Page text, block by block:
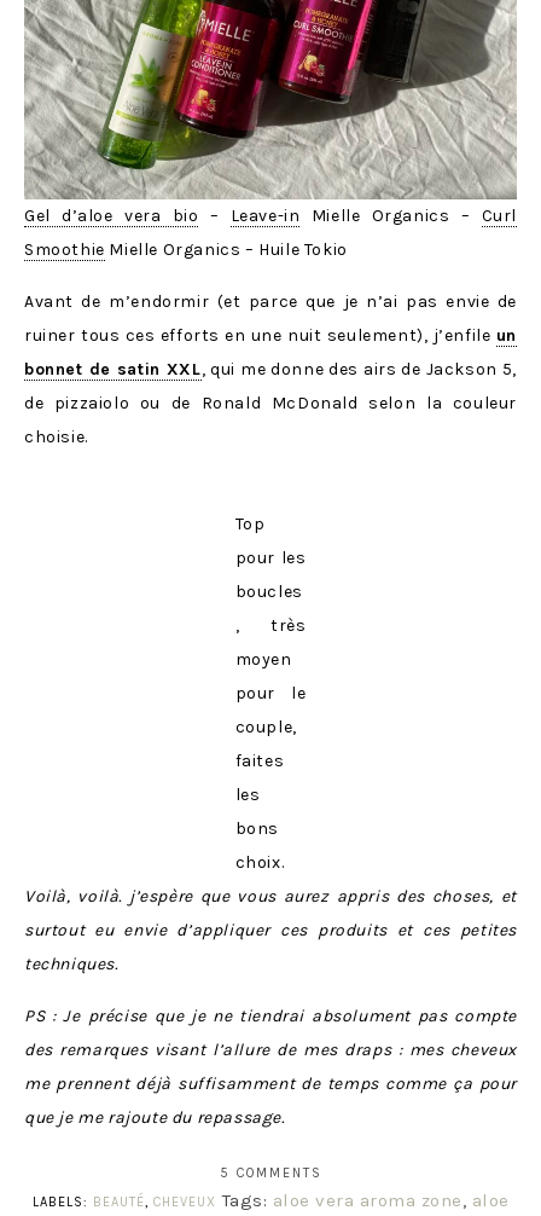
Gel d’aloe vera bio – Leave-in Mielle Organics – Curl
Smoothie Mielle Organics – Huile Tokio
Avant de m’endormir (et parce que je n’ai pas envie de
ruiner tous ces efforts en une nuit seulement), j’enfile un
bonnet de satin XXL, qui me donne des airs de Jackson 5,
de pizzaiolo ou de Ronald McDonald selon la couleur
choisie.
Top
pour les
boucles
, très
moyen
pour le
couple,
faites
les
bons
choix.
Voilà, voilà. j’espère que vous aurez appris des choses, et
surtout eu envie d’appliquer ces produits et ces petites
techniques.
PS : Je précise que je ne tiendrai absolument pas compte
des remarques visant l’allure de mes draps : mes cheveux
me prennent déjà suffisamment de temps comme ça pour
que je me rajoute du repassage.
5 COMMENTS
LABELS: BEAUTÉ, CHEVEUX Tags: aloe vera aroma zone, aloe